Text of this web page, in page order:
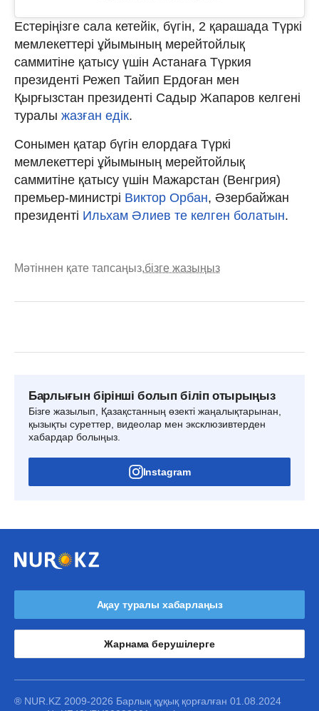
Естеріңізге сала кетейік, бүгін, 2 қарашада Түркі
мемлекеттері ұйымының мерейтойлық
саммитіне қатысу үшін Астанаға Түркия
президенті Режеп Тайип Ердоған мен
Қырғызстан президенті Садыр Жапаров келгені
туралы жазған едік.
Сонымен қатар бүгін елордаға Түркі
мемлекеттері ұйымының мерейтойлық
саммитіне қатысу үшін Мажарстан (Венгрия)
премьер-министрі Виктор Орбан, Әзербайжан
президенті Ильхам Әлиев те келген болатын.
Мәтіннен қате тапсаңыз,бізге жазыңыз
Барлығын бірінші болып біліп отырыңыз
Бізге жазылып, Қазақстанның өзекті жаңалықтарынан,
қызықты суреттер, видеолар мен эксклюзивтерден
хабардар болыңыз.
Instagram
Ақау туралы хабарлаңыз
Жарнама берушілерге
® NUR.KZ 2009-2026 Барлық құқық қорғалған 01.08.2024